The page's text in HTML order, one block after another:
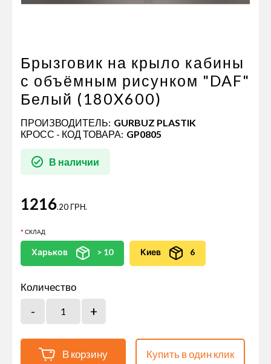
Автономное отопление и
кондиционировани
Стяжные ремни и тросы
Брызговик на крыло кабины
с объёмным рисунком "DAF"
Белый (180X600)
ПРОИЗВОДИТЕЛЬ: GURBUZ PLASTIK
КРОСС - КОД ТОВАРА: GP0805
В наличии
1216.20 ГРН.
СКЛАД
Харьков > 10 Киев 6
Количество
В корзину Купить в один клик